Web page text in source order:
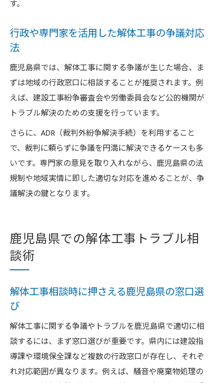
成の意義
予防に
解体工事契約書の確認でトラブルを未然に
防ぐ方法
行政指導や勧告を受けないための解体工事
実務
トラブル発生時の迅速な相談が争議拡大を
防ぐ
す。
行政や専門家を活用した解体工事の争議対応
法
鹿児島県では、解体工事に関する争議が生じた場合、ま
ずは地域の行政窓口に相談することが推奨されます。例
えば、建設工事紛争審査会や労働委員会など公的機関が
トラブル解決のための支援を行っています。
さらに、ADR（裁判外紛争解決手続）を利用すること
で、裁判に頼らずに争議を円満に解決できるケースも多
いです。専門家の意見を取り入れながら、鹿児島県の法
規制や地域実情に即した適切な対応を進めることが、争
議解決の鍵となります。
鹿児島県での解体工事トラブル相
談術
解体工事相談時に押さえる鹿児島県の窓口選
び
解体工事に関する争議やトラブルを鹿児島県で適切に相
談するには、まず窓口選びが重要です。県内には建設指
導課や環境保全課など複数の行政窓口が存在し、それぞ
れ対応範囲が異なります。例えば、騒音や廃棄物処理の